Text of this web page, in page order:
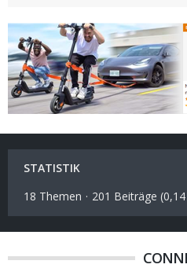
STATISTIK
18 Themen
201 Beiträge